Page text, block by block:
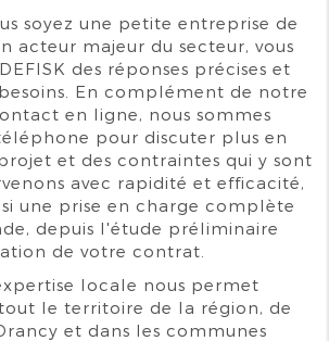
soyez une petite entreprise de
acteur majeur du secteur, vous
des réponses précises et
En complément de notre
en ligne, nous sommes
pour discuter plus en
et des contraintes qui y sont
avec rapidité et efficacité,
une prise en charge complète
depuis l'étude préliminaire
de votre contrat.
locale nous permet
le territoire de la région, de
et dans les communes